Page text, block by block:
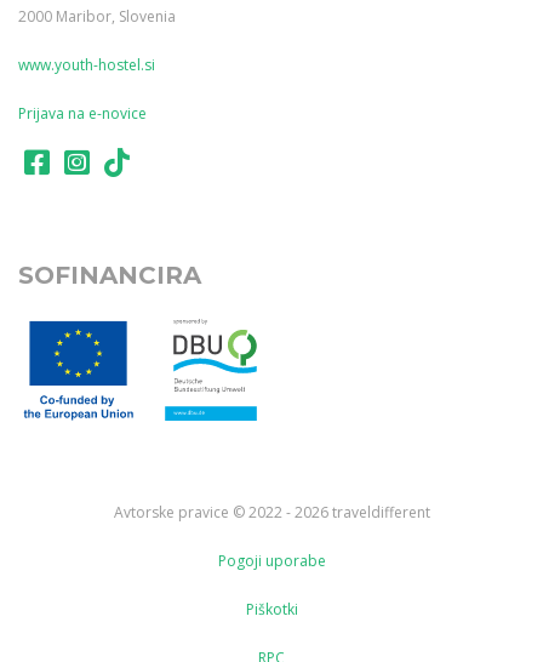
2000 Maribor, Slovenia
www.youth-hostel.si
Prijava na e-novice
SOFINANCIRA
Avtorske pravice © 2022 - 2026 traveldifferent
Pogoji uporabe
Piškotki
RPC